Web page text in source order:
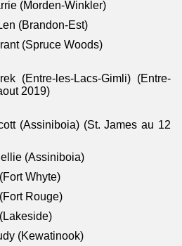
(Morden-Winkler)
(Brandon-Est)
(Spruce Woods)
(Entre-les-Lacs-Gimli) (Entre-
2019)
(Assiniboia) (St. James au 12
(Assiniboia)
Whyte)
Rouge)
(Kewatinook)